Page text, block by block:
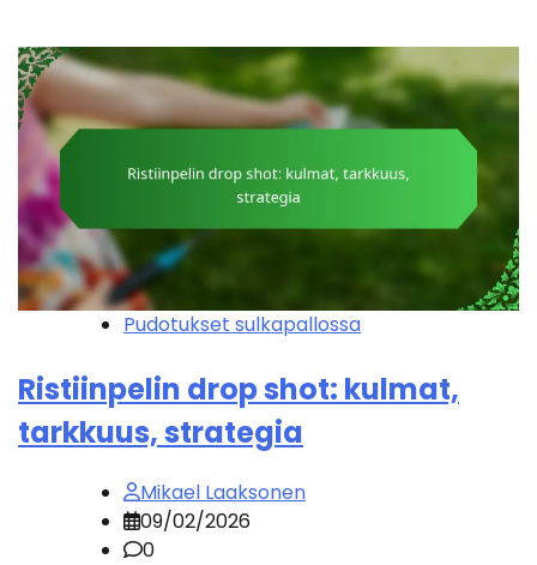
Pudotukset sulkapallossa
Ristiinpelin drop shot: kulmat,
tarkkuus, strategia
Mikael Laaksonen
09/02/2026
0